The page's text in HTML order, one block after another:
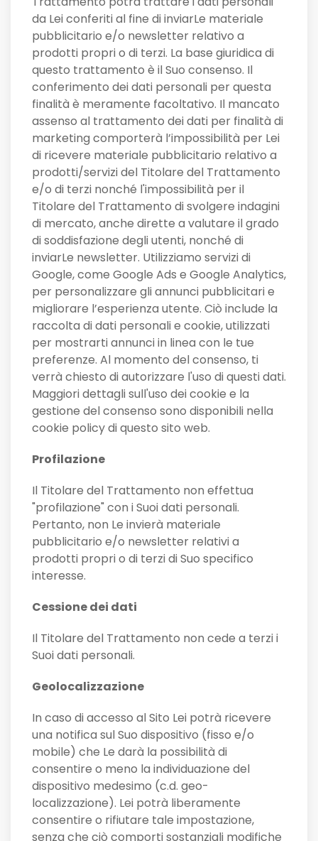
da Lei conferiti al fine di inviarLe materiale
pubblicitario e/o newsletter relativo a
prodotti propri o di terzi. La base giuridica di
questo trattamento è il Suo consenso. Il
conferimento dei dati personali per questa
finalità è meramente facoltativo. Il mancato
assenso al trattamento dei dati per finalità di
marketing comporterà l’impossibilità per Lei
di ricevere materiale pubblicitario relativo a
prodotti/servizi del Titolare del Trattamento
e/o di terzi nonché l'impossibilità per il
Titolare del Trattamento di svolgere indagini
di mercato, anche dirette a valutare il grado
di soddisfazione degli utenti, nonché di
inviarLe newsletter. Utilizziamo servizi di
Google, come Google Ads e Google Analytics,
per personalizzare gli annunci pubblicitari e
migliorare l’esperienza utente. Ciò include la
raccolta di dati personali e cookie, utilizzati
per mostrarti annunci in linea con le tue
preferenze. Al momento del consenso, ti
verrà chiesto di autorizzare l'uso di questi dati.
Maggiori dettagli sull'uso dei cookie e la
gestione del consenso sono disponibili nella
cookie policy di questo sito web.
Profilazione
Il Titolare del Trattamento non effettua
"profilazione" con i Suoi dati personali.
Pertanto, non Le invierà materiale
pubblicitario e/o newsletter relativi a
prodotti propri o di terzi di Suo specifico
interesse.
Cessione dei dati
Il Titolare del Trattamento non cede a terzi i
Suoi dati personali.
Geolocalizzazione
In caso di accesso al Sito Lei potrà ricevere
una notifica sul Suo dispositivo (fisso e/o
mobile) che Le darà la possibilità di
consentire o meno la individuazione del
dispositivo medesimo (c.d. geo-
localizzazione). Lei potrà liberamente
consentire o rifiutare tale impostazione,
senza che ciò comporti sostanziali modifiche